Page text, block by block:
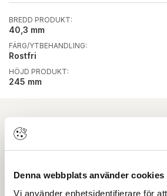
Denna webbplats använder cookies
Vi använder enhetsidentifierare för
BREDD PRODUKT:
40,3 mm
FÄRG/YTBEHANDLING:
Rostfri
HÖJD PRODUKT:
245 mm